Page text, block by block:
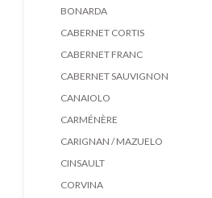
BONARDA
CABERNET CORTIS
CABERNET FRANC
CABERNET SAUVIGNON
CANAIOLO
CARMÉNÈRE
CARIGNAN / MAZUELO
CINSAULT
CORVINA